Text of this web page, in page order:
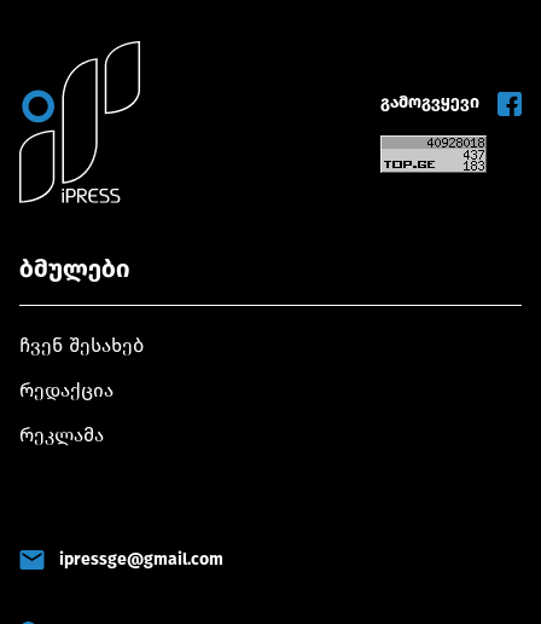
გამოგვყევი
ბმულები
ჩვენ შესახებ
რედაქცია
რეკლამა
ipressge@gmail.com